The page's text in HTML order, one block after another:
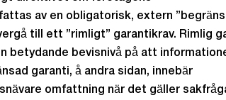
av en obligatorisk, extern
till ett ”rimligt” garantikrav. Rimlig
betydande bevisnivå på att
garanti, å andra sidan, innebär
omfattning när det gäller